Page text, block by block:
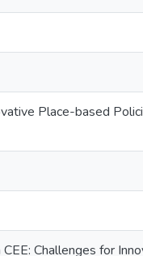
Place-based
Challenges for